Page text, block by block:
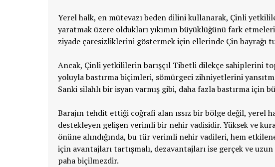
Yerel halk, en mütevazı beden dilini kullanarak, Çinli
yaratmak üzere oldukları yıkımın büyüklüğünü fark
ziyade çaresizliklerini göstermek için ellerinde Çin bayrağı
Ancak, Çinli yetkililerin barışçıl Tibetli dilekçe sahiplerini
yoluyla bastırma biçimleri, sömürgeci zihniyetlerini
Sanki silahlı bir isyan varmış gibi, daha fazla bastırma için
Barajın tehdit ettiği coğrafi alan ıssız bir bölge değil,
destekleyen gelişen verimli bir nehir vadisidir. Yüksek ve
önüne alındığında, bu tür verimli nehir vadileri, hem
için avantajları tartışmalı, dezavantajları ise gerçek ve
paha biçilmezdir.